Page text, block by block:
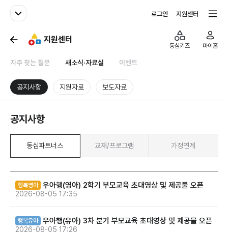
패밀리사이트
로그인 지원센터
지원센터
자주 찾는 질문 새소식·자료실 이벤트
동심키즈 마이홈
공지사항 지원자료 보도자료
공지사항
동심파트너스 교재/프로그램 가정연계
행복영아 우아행(영아) 2학기 부모교육 초대영상 및 제공물 오픈
2026-08-05 17:35
행복유아 우아행(유아) 3차 분기 부모교육 초대영상 및 제공물 오픈
2026-08-05 17:26